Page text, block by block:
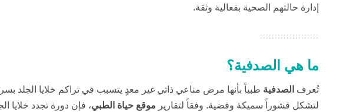
إدارة حالتهم الصحية بفعالية وثقة.
ما هي الصدفية؟
تُعرفالصدفية طبياً بأنها مرض مناعي ذاتي غير معدٍ يتسبب في تراكم خلايا الجلد
لتشكل قشوراً سميكة وفضية. وفقاً لتقارير موقع حياة الطبي، فإن دورة تجدد خلايا